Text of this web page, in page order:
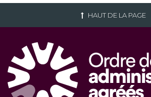
HAUT DE LA PAGE